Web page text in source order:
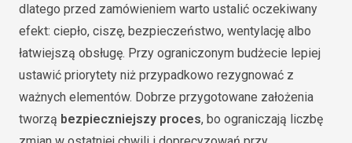
dlatego przed zamówieniem warto ustalić oczekiwany
efekt: ciepło, ciszę, bezpieczeństwo, wentylację albo
łatwiejszą obsługę. Przy ograniczonym budżecie lepiej
ustawić priorytety niż przypadkowo rezygnować z
ważnych elementów. Dobrze przygotowane założenia
tworzą bezpieczniejszy proces, bo ograniczają liczbę